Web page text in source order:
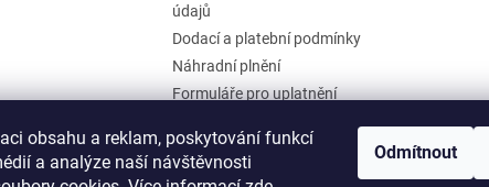
obsahu a reklam, poskytování funkcí
a analýze naší návštěvnosti
Odmítnout
údajů
Dodací a platební podmínky
Náhradní plnění
Formuláře pro uplatnění
smlouvy
Moje objednávka